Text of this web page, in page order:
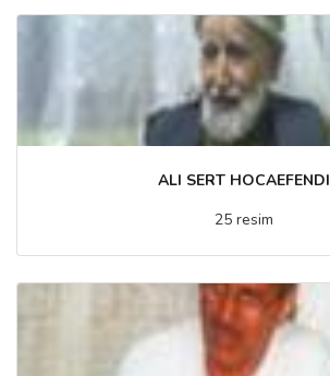
ALI SERT HOCAEFENDI
25 resim